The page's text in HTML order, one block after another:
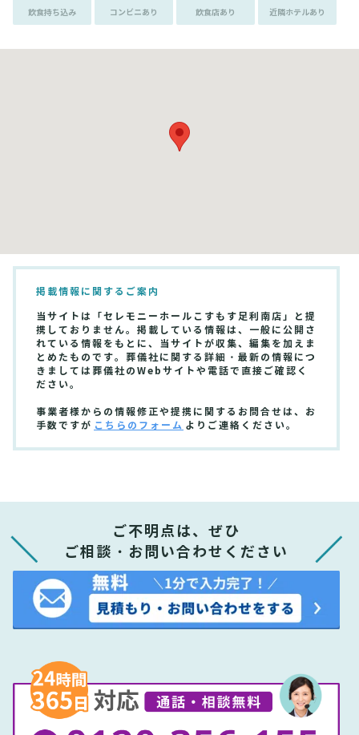
飲食持ち込み コンビニあり 飲食店あり 近隣ホテルあり
掲載情報に関するご案内
当サイトは「セレモニーホールこすもす足利南店」と提
携しておりません。掲載している情報は、一般に公開さ
れている情報をもとに、当サイトが収集、編集を加えま
とめたものです。葬儀社に関する詳細・最新の情報につ
きましては葬儀社のWebサイトや電話で直接ご確認く
ださい。
事業者様からの情報修正や提携に関するお問合せは、お
手数ですが こちらのフォーム よりご連絡ください。
ご不明点は、ぜひ
ご相談・お問い合わせください